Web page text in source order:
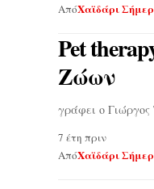
ΑπόΧαϊδάρι
Pet
Ζώων
γράφει ο
7 έτη πριν
ΑπόΧαϊδάρι